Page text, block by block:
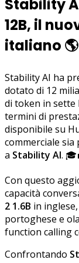
Stability
12B, il
italiano
Stability AI ha
dotato di 12
di token in sette
termini di
disponibile su
commerciale sia
a Stability AI.
Con questo
capacità
2 1.6B in
portoghese e
function calling
Confrontando